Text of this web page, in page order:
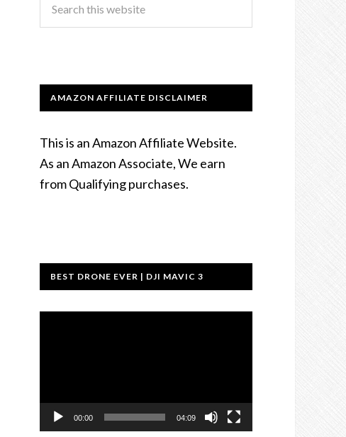
AMAZON AFFILIATE DISCLAIMER
This is an Amazon Affiliate Website.
As an Amazon Associate, We earn
from Qualifying purchases.
BEST DRONE EVER | DJI MAVIC 3
00:00 04:09